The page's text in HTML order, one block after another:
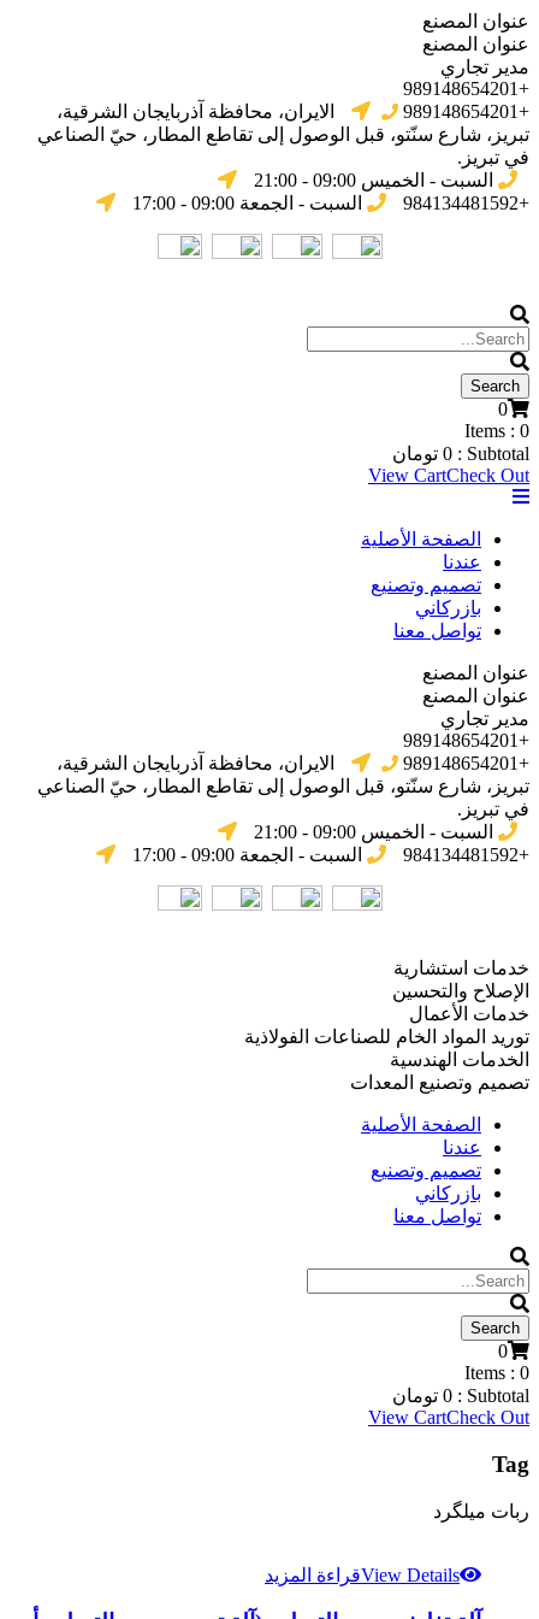
عنوان المصنع
عنوان المصنع
مدير تجاري
+989148654201
+989148654201
الایران، محافظة آذربایجان الشرقیة،
تبریز، شارع سنّتو، قبل الوصول إلى تقاطع المطار، حيّ الصناعي
في تبریز.
السبت - الخميس 09:00 - 21:00
+984134481592
السبت - الجمعة 09:00 - 17:00
0
Items : 0
Subtotal :
0 تومان
View CartCheck Out
الصفحة الأصلية
عندنا
تصميم وتصنيع
بازركاني
تواصل معنا
عنوان المصنع
عنوان المصنع
مدير تجاري
+989148654201
+989148654201
الایران، محافظة آذربایجان الشرقیة،
تبریز، شارع سنّتو، قبل الوصول إلى تقاطع المطار، حيّ الصناعي
في تبریز.
السبت - الخميس 09:00 - 21:00
+984134481592
السبت - الجمعة 09:00 - 17:00
خدمات استشارية
الإصلاح والتحسين
خدمات الأعمال
توريد المواد الخام للصناعات الفولاذية
الخدمات الهندسية
تصميم وتصنيع المعدات
الصفحة الأصلية
عندنا
تصميم وتصنيع
بازركاني
تواصل معنا
0
Items : 0
Subtotal :
0 تومان
View CartCheck Out
Tag
ربات میلگرد
View Detailsقراءة المزيد